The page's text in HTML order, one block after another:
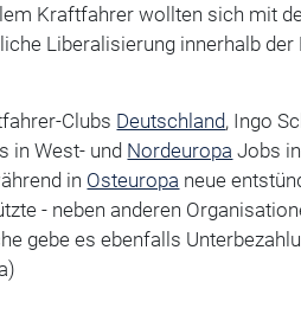
Kraftfahrer wollten sich mit
Liberalisierung innerhalb der
Clubs Deutschland, Ingo
in West- und Nordeuropa Jobs
in Osteuropa neue
- neben anderen
gebe es ebenfalls